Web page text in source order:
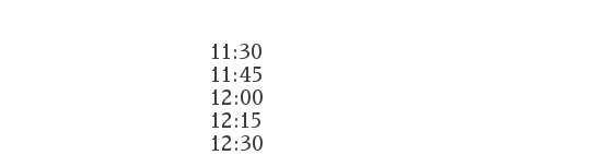
11:30
11:45
12:00
12:15
12:30